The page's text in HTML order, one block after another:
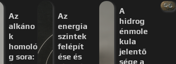
Az
alkáno
k
homoló
g sora:
Az
energia
szintek
felépít
ése és
A
hidrog
énmole
kula
jelentő
sége a